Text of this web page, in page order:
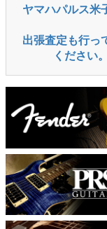
ヤマハパルス米
出張査定も行っ
ください